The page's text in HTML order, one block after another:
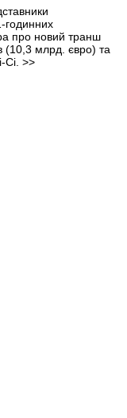
годинних
про новий транш
(10,3 млрд. євро) та
Сі. >>